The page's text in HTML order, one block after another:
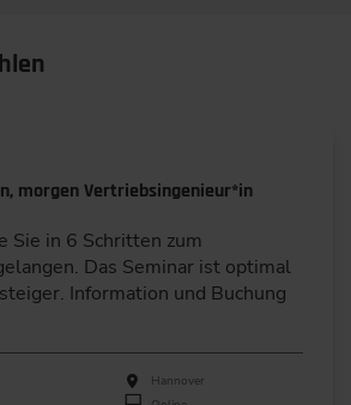
morgen Vertriebsingenieur*in
Sie in 6 Schritten zum
Das Seminar ist optimal
Information und Buchung
Hannover